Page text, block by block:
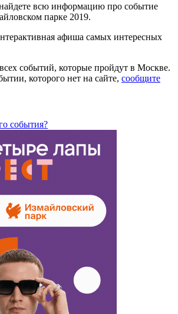
всю информацию про событие
парке 2019.
афиша самых интересных
событий, которые пройдут в Москве.
которого нет на сайте, сообщите
события?